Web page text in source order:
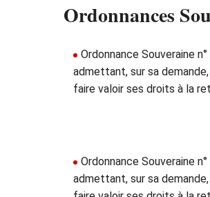
Ordonnances
Ordonnance Souveraine
admettant, sur sa
faire valoir ses droits à la
Ordonnance Souveraine
admettant, sur sa